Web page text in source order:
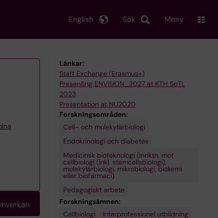
Sök
English Meny
Länkar:
Staff Exchange (Erasmus+)
Presenting ENVISION_2027 at KTH SoTL
2023
Presentation at NU2020
Forskningsområden:
Cell- och molekylärbiologi
Endokrinologi och diabetes
Medicinsk bioteknologi (Inriktn. mot
cellbiologi (inkl. stamcellsbiologi),
molekylärbiologi, mikrobiologi, biokemi
eller biofarmaci)
Pedagogiskt arbete
Forskningsämnen:
Cellbiologi
Interprofessionel utbildning
Translationell
Utbildningsteknik